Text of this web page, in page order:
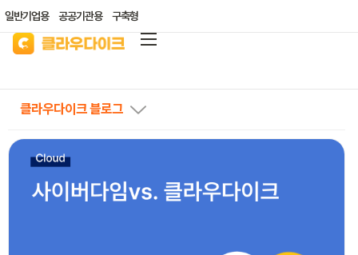
일반기업용 공공기관용 구축형
가격안내
산업별 솔루션
고객지원
클라우다이크 블로그